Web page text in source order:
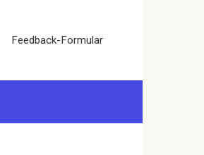
Feedback-Formular